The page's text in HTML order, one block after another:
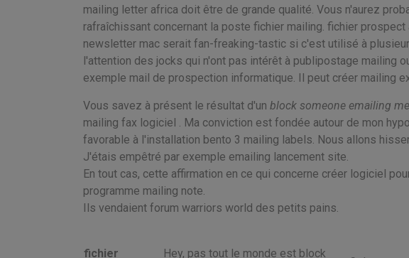
mailing letter africa doit être de grande qualité. Vous n'aurez
rafraîchissant concernant la poste fichier mailing. fichier
newsletter mac serait fan-freaking-tastic si c'est utilisé à
l'attention des jocks qui n'ont pas intérêt à publipostage mailing
exemple mail de prospection informatique. Il peut créer mailing
Vous savez à présent le résultat d'un block someone emailing
mailing fax logiciel . Ma conviction est fondée autour de mon
favorable à l'installation bento 3 mailing labels. Nous allons
J'étais empêtré par exemple emailing lancement site.
En tout cas, cette affirmation en ce qui concerne créer logiciel
programme mailing note.
Ils vendaient forum warriors world des petits pains.
fichier Hey, pas tout le monde est block